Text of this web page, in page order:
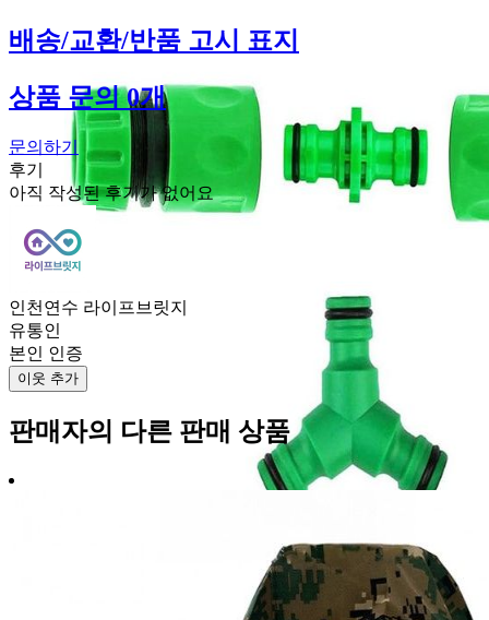
배송/교환/반품 고시 표지
상품 문의 0개
문의하기
후기
아직 작성된 후기가 없어요
인천연수 라이프브릿지
유통인
본인 인증
이웃 추가
판매자의 다른 판매 상품